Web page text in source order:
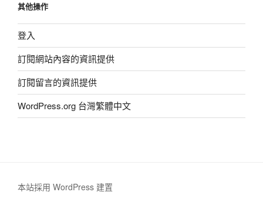
其他操作
登入
訂閱網站內容的資訊提供
訂閱留言的資訊提供
WordPress.org 台灣繁體中文
本站採用 WordPress 建置